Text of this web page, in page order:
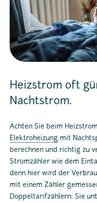
Heizstrom oft
Nachtstrom.
Achten Sie beim
Elektroheizung mit
berechnen und richtig zu
Stromzähler wie dem
denn hier wird der
mit einem Zähler
Doppeltarifzählern: Sie